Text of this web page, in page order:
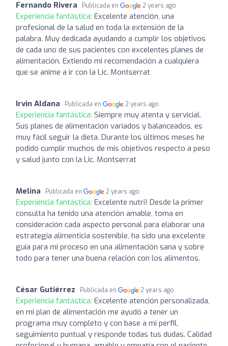
Fernando Rivera Publicada en 2 years ago
Experiencia fantástica: Excelente atención, una
profesional de la salud en toda la extensión de la
palabra. Muy dedicada ayudando a cumplir los objetivos
de cada uno de sus pacientes con excelentes planes de
alimentación. Extiendo mi recomendación a cualquiera
que se anime a ir con la Lic. Montserrat
Irvin Aldana Publicada en 2 years ago
Experiencia fantástica: Siempre muy atenta y servicial.
Sus planes de alimentación variados y balanceados, es
muy fácil seguir la dieta. Durante los últimos meses he
podido cumplir muchos de mis objetivos respecto a peso
y salud junto con la Lic. Montserrat
Melina Publicada en 2 years ago
Experiencia fantástica: Excelente nutri! Desde la primer
consulta ha tenido una atención amable, toma en
consideración cada aspecto personal para elaborar una
estrategia alimenticia sostenible, ha sido una excelente
guia para mi proceso en una alimentación sana y sobre
todo para tener una buena relación con los alimentos.
César Gutiérrez Publicada en 2 years ago
Experiencia fantástica: Excelente atención personalizada,
en mi plan de alimentación me ayudó a tener un
programa muy completo y con base a mi perfil,
seguimiento puntual y responde todas tus dudas. Calidad